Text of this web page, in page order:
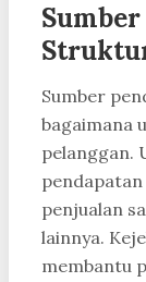
Sumber
bagaimana
pelanggan.
pendapatan
penjualan
lainnya.
membantu